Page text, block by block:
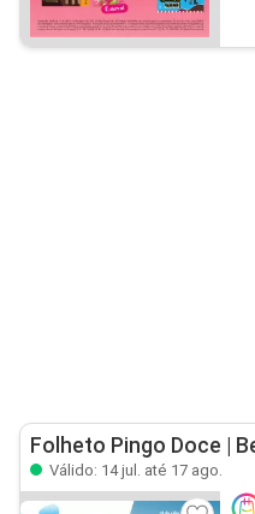
Folheto Pingo Doce |
Válido: 14 jul. até 17 ago.